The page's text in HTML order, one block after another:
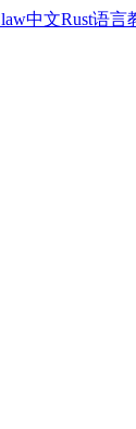
中文Rust语言